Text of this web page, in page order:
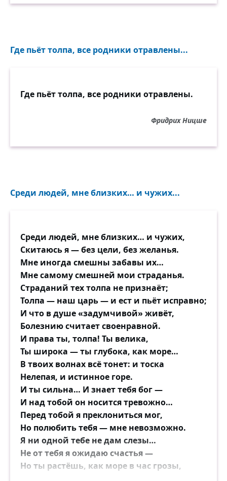
Где пьёт толпа, все родники отравлены...
Где пьёт толпа, все родники отравлены.
Фридрих Ницше
Среди людей, мне близких… и чужих...
Среди людей, мне близких… и чужих,
Скитаюсь я — без цели, без желанья.
Мне иногда смешны забавы их…
Мне самому смешней мои страданья.
Страданий тех толпа не признаёт;
Толпа — наш царь — и ест и пьёт исправно;
И что в душе «задумчивой» живёт,
Болезнию считает своенравной.
И права ты, толпа! Ты велика,
Ты широка — ты глубока, как море…
В твоих волнах всё тонет: и тоска
Нелепая, и истинное горе.
И ты сильна… И знает тебя бог —
И над тобой он носится тревожно…
Перед тобой я преклониться мог,
Но полюбить тебя — мне невозможно.
Я ни одной тебе не дам слезы…
Не от тебя я ожидаю счастья —
Но ты растёшь, как море в час грозы,